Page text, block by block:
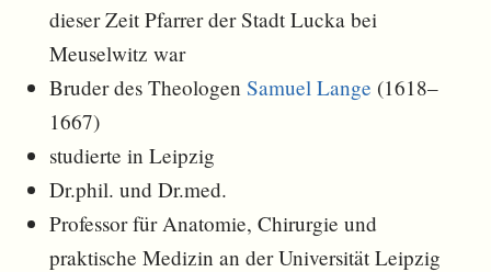
dieser Zeit Pfarrer der Stadt Lucka bei
Meuselwitz war
Bruder des TheologenSamuel Lange (1618–
1667)
studierte in Leipzig
Dr.phil. und Dr.med.
Professor für Anatomie, Chirurgie und
praktische Medizin an der Universität Leipzig